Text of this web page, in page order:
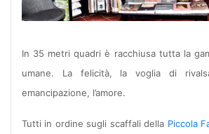
In 35 metri quadri è racchiusa tutta la
umane. La felicità, la voglia di
emancipazione, l’amore.
Tutti in ordine sugli scaffali della Piccola